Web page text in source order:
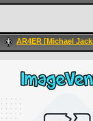
AR4ER [Michael